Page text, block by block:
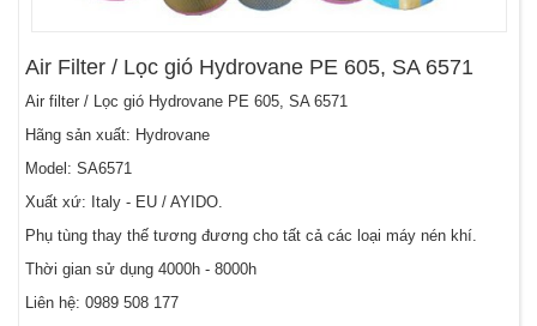
Air Filter / Lọc gió Hydrovane PE 605, SA 6571
Air filter / Lọc gió Hydrovane PE 605, SA 6571
Hãng sản xuất: Hydrovane
Model: SA6571
Xuất xứ: Italy - EU / AYIDO.
Phụ tùng thay thế tương đương cho tất cả các loại máy nén khí.
Thời gian sử dụng 4000h - 8000h
Liên hệ: 0989 508 177